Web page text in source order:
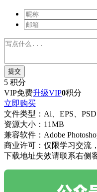
提交
5 积分
VIP免费升级VIP0积分
立即购买
文件类型： Ai、EPS、
资源大小： 11MB
兼容软件： Adobe
商业许可： 仅限学习交流
下载地址失效请联系右侧